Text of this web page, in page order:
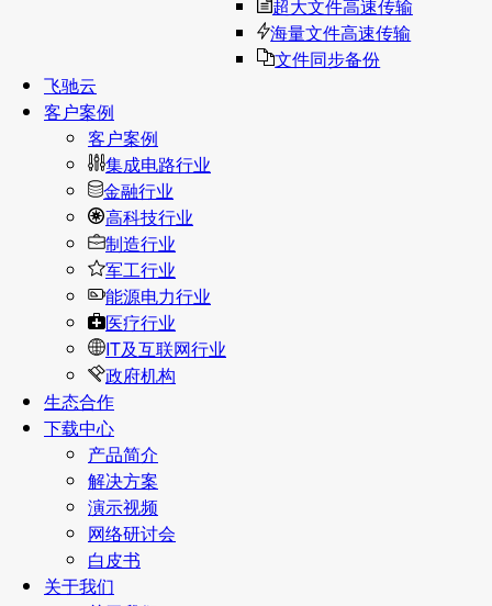
超大文件高速传输
海量文件高速传输
文件同步备份
飞驰云
客户案例
客户案例
集成电路行业
金融行业
高科技行业
制造行业
军工行业
能源电力行业
医疗行业
IT及互联网行业
政府机构
生态合作
下载中心
产品简介
解决方案
演示视频
网络研讨会
白皮书
关于我们